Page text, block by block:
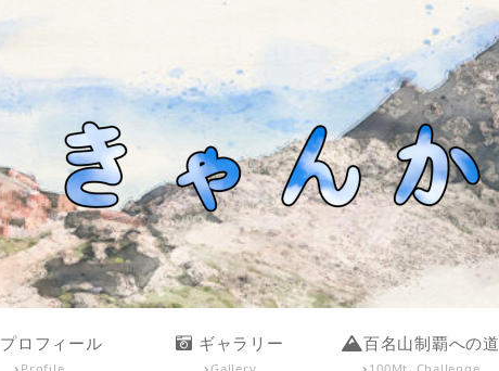
プロフィール
Profile
ギャラリー
Gallery
百名山制覇への道
100Mt. Challenge